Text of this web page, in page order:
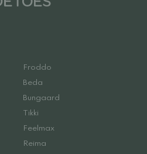
Froddo
Beda
Bungaard
Tikki
Feelmax
Reima